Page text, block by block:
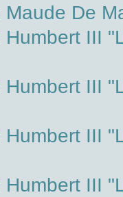
Maude De
Humbert III
Humbert III
Humbert III
Humbert III